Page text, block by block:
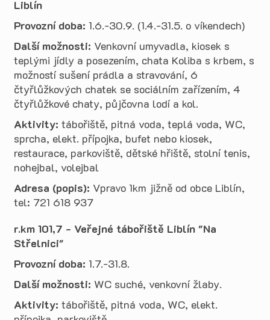
Liblín
Provozní doba: 1.6.-30.9. (1.4.-31.5. o víkendech)
Další možnosti: Venkovní umyvadla, kiosek s
teplými jídly a posezením, chata Koliba s krbem, s
možností sušení prádla a stravování, 6
čtyřlůžkových chatek se sociálním zařízením, 4
čtyřlůžkové chaty, půjčovna lodí a kol.
Aktivity: tábořiště, pitná voda, teplá voda, WC,
sprcha, elekt. přípojka, bufet nebo kiosek,
restaurace, parkoviště, dětské hřiště, stolní tenis,
nohejbal, volejbal
Adresa (popis): Vpravo 1km jižně od obce Liblín,
tel: 721 618 937
r.km 101,7 - Veřejné tábořiště Liblín "Na
Střelnici"
Provozní doba: 1.7.-31.8.
Další možnosti: WC suché, venkovní žlaby.
Aktivity: tábořiště, pitná voda, WC, elekt.